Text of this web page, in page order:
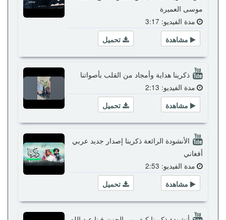
موسى العميرة
مدة الفيديو: 3:17
تحميل
مشاهدة
ذكرينا هداية وأمجاد من القلب بأصواتنا
مدة الفيديو: 2:13
تحميل
مشاهدة
الأنشودة الرائعة ذكرينا إصدار جديد عربي
أفغاني
مدة الفيديو: 2:53
تحميل
مشاهدة